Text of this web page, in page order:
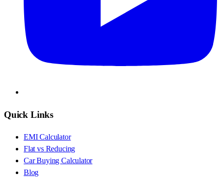
Quick Links
EMI Calculator
Flat vs Reducing
Car Buying Calculator
Blog